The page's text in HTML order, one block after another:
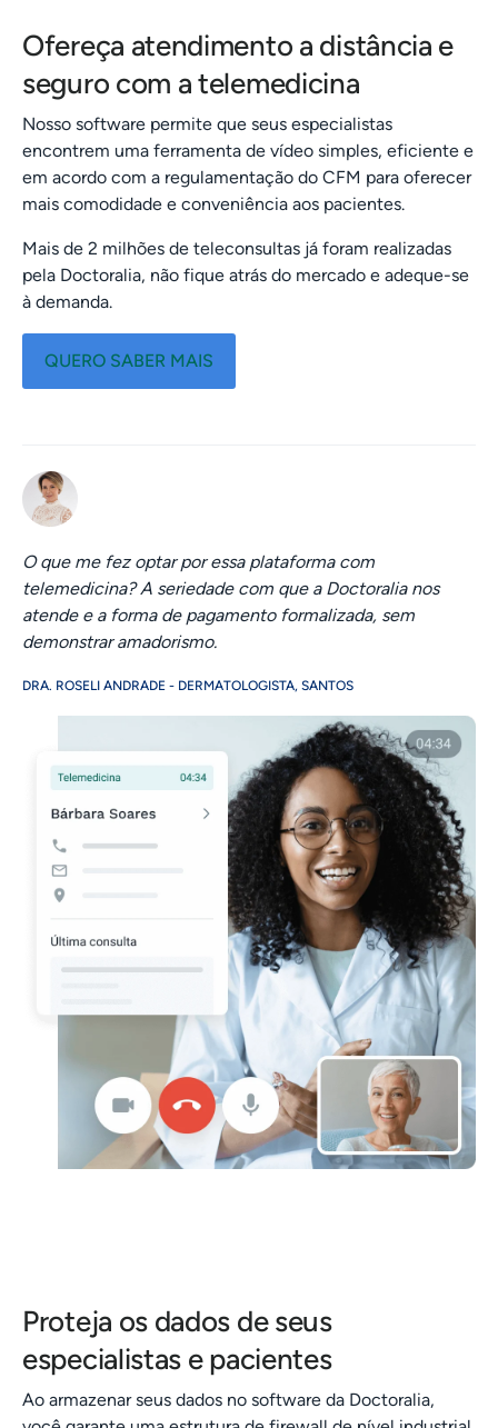
Ofereça atendimento a distância e
seguro com a telemedicina
Nosso software permite que seus especialistas
encontrem uma ferramenta de vídeo simples, eficiente e
em acordo com a regulamentação do CFM para oferecer
mais comodidade e conveniência aos pacientes.
Mais de 2 milhões de teleconsultas já foram realizadas
pela Doctoralia, não fique atrás do mercado e adeque-se
à demanda.
QUERO SABER MAIS
O que me fez optar por essa plataforma com
telemedicina? A seriedade com que a Doctoralia nos
atende e a forma de pagamento formalizada, sem
demonstrar amadorismo.
DRA. ROSELI ANDRADE - DERMATOLOGISTA, SANTOS
Proteja os dados de seus
especialistas e pacientes
Ao armazenar seus dados no software da Doctoralia,